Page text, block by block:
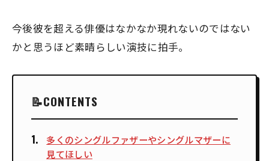
今後彼を超える俳優はなかなか現れないのではない
かと思うほど素晴らしい演技に拍手。
CONTENTS
多くのシングルファザーやシングルマザーに
見てほしい